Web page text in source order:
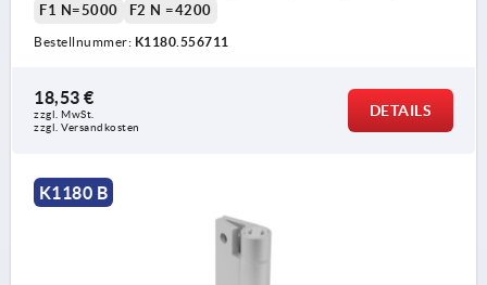
F1 N=5000
F2 N =4200
Bestellnummer: K1180.556711
18,53 €
zzgl. MwSt.
zzgl. Versandkosten
DETAILS
K1180 B